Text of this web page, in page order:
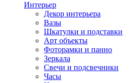
Интерьер
Декор интерьера
Вазы
Шкатулки и подставки
Арт объекты
Фоторамки и панно
Зеркала
Свечи и подсвечники
Часы